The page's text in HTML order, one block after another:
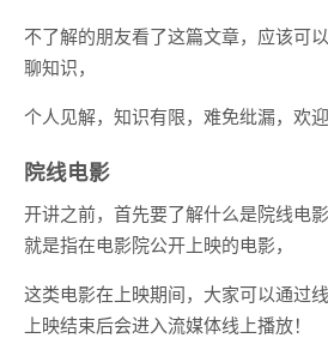
不了解的朋友看了这篇文章，应该可
聊知识，
个人见解，知识有限，难免纰漏，欢
院线电影
开讲之前，首先要了解什么是院线电
就是指在电影院公开上映的电影，
这类电影在上映期间，大家可以通过
上映结束后会进入流媒体线上播放！